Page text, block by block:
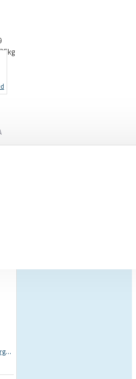
EBBŐL A KATEGÓRIÁBÓL
ELVEDES hátsó váltó görgő, fogaskerék, rozsdamentes, tömített ABEC 5 csapágy, Shimano SRAM Campagnolo 9 10 11s CP2017100